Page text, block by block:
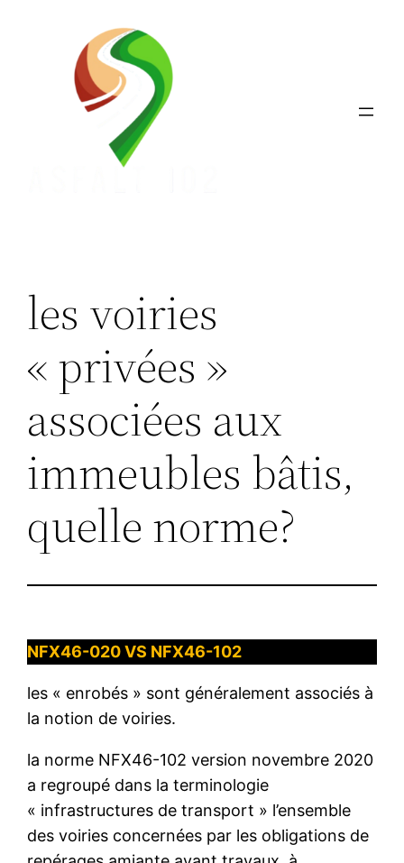
les voiries
« privées »
associées aux
immeubles bâtis,
quelle norme?
NFX46-020 VS NFX46-102
les « enrobés » sont généralement associés à
la notion de voiries.
la norme NFX46-102 version novembre 2020
a regroupé dans la terminologie
« infrastructures de transport » l’ensemble
des voiries concernées par les obligations de